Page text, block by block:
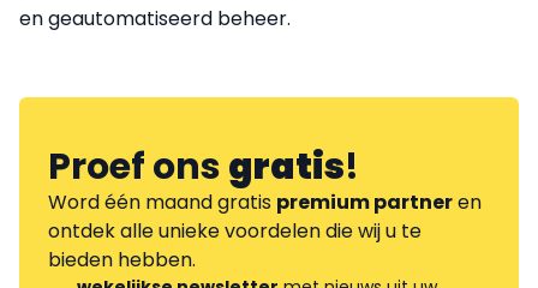
en geautomatiseerd beheer.
Proef onsgratis!
Word één maand gratis premium partneren
ontdek alle unieke voordelen die wij u te
bieden hebben.